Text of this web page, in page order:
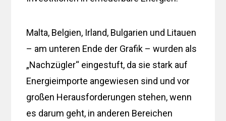
Malta, Belgien, Irland, Bulgarien und Litauen
– am unteren Ende der Grafik – wurden als
„Nachzügler“ eingestuft, da sie stark auf
Energieimporte angewiesen sind und vor
großen Herausforderungen stehen, wenn
es darum geht, in anderen Bereichen